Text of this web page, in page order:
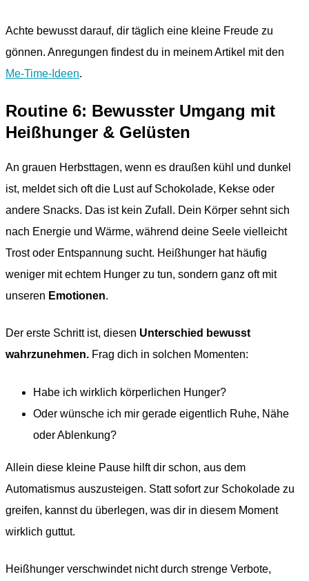
Achte bewusst darauf, dir täglich eine kleine Freude zu
gönnen. Anregungen findest du in meinem Artikel mit den
Me-Time-Ideen.
Routine 6: Bewusster Umgang mit
Heißhunger & Gelüsten
An grauen Herbsttagen, wenn es draußen kühl und dunkel
ist, meldet sich oft die Lust auf Schokolade, Kekse oder
andere Snacks. Das ist kein Zufall. Dein Körper sehnt sich
nach Energie und Wärme, während deine Seele vielleicht
Trost oder Entspannung sucht. Heißhunger hat häufig
weniger mit echtem Hunger zu tun, sondern ganz oft mit
unseren Emotionen.
Der erste Schritt ist, diesen Unterschied bewusst
wahrzunehmen. Frag dich in solchen Momenten:
Habe ich wirklich körperlichen Hunger?
Oder wünsche ich mir gerade eigentlich Ruhe, Nähe
oder Ablenkung?
Allein diese kleine Pause hilft dir schon, aus dem
Automatismus auszusteigen. Statt sofort zur Schokolade zu
greifen, kannst du überlegen, was dir in diesem Moment
wirklich guttut.
Heißhunger verschwindet nicht durch strenge Verbote,